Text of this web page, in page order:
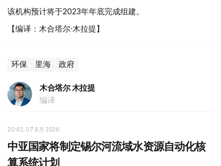
该机构预计将于2023年年底完成组建。
【编译：木合塔尔·木拉提】
环保 里海 政府
木合塔尔 木拉提
编译
20:42, 07 8月 2026
中亚国家将制定锡尔河流域水资源自动化核
算系统计划